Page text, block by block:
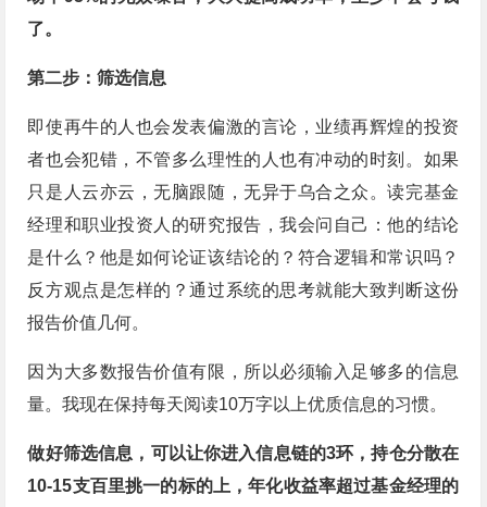
了。
第二步：筛选信息
即使再牛的人也会发表偏激的言论，业绩再辉煌的投资
者也会犯错，不管多么理性的人也有冲动的时刻。如果
只是人云亦云，无脑跟随，无异于乌合之众。读完基金
经理和职业投资人的研究报告，我会问自己：他的结论
是什么？他是如何论证该结论的？符合逻辑和常识吗？
反方观点是怎样的？通过系统的思考就能大致判断这份
报告价值几何。
因为大多数报告价值有限，所以必须输入足够多的信息
量。我现在保持每天阅读10万字以上优质信息的习惯。
做好筛选信息，可以让你进入信息链的3环，持仓分散在
10-15支百里挑一的标的上，年化收益率超过基金经理的